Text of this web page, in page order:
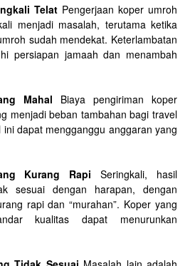
Telat Pengerjaan koper umroh
menjadi masalah, terutama ketika
sudah mendekat. Keterlambatan
persiapan jamaah dan menambah
Mahal Biaya pengiriman koper
menjadi beban tambahan bagi travel
dapat mengganggu anggaran yang
Kurang Rapi Seringkali, hasil
sesuai dengan harapan, dengan
rapi dan “murahan”. Koper yang
kualitas dapat menurunkan